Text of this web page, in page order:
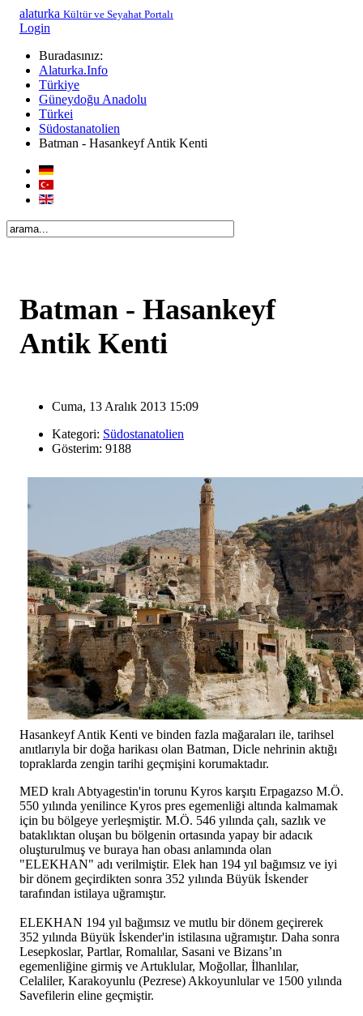
alaturka Kültür ve Seyahat Portalı
Login
Buradasınız:
Alaturka.Info
Türkiye
Güneydoğu Anadolu
Türkei
Südostanatolien
Batman - Hasankeyf Antik Kenti
Batman - Hasankeyf
Antik Kenti
Cuma, 13 Aralık 2013 15:09
Kategori: Südostanatolien
Gösterim: 9188
Hasankeyf Antik Kenti ve binden fazla mağaraları ile, tarihsel
anıtlarıyla bir doğa harikası olan Batman, Dicle nehrinin aktığı
topraklarda zengin tarihi geçmişini korumaktadır.
MED kralı Abtyagestin'in torunu Kyros karşıtı Erpagazso M.Ö.
550 yılında yenilince Kyros pres egemenliği altında kalmamak
için bu bölgeye yerleşmiştir. M.Ö. 546 yılında çalı, sazlık ve
bataklıktan oluşan bu bölgenin ortasında yapay bir adacık
oluşturulmuş ve buraya han obası anlamında olan
"ELEKHAN" adı verilmiştir. Elek han 194 yıl bağımsız ve iyi
bir dönem geçirdikten sonra 352 yılında Büyük İskender
tarafından istilaya uğramıştır.
ELEKHAN 194 yıl bağımsız ve mutlu bir dönem geçirerek
352 yılında Büyük İskender'in istilasına uğramıştır. Daha sonra
Lesepkoslar, Partlar, Romalılar, Sasani ve Bizans’ın
egemenliğine girmiş ve Artuklular, Moğollar, İlhanlılar,
Celaliler, Karakoyunlu (Pezrese) Akkoyunlular ve 1500 yılında
Savefilerin eline geçmiştir.